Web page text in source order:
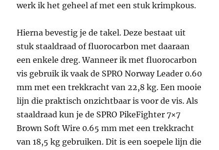
werk ik het geheel af met een stuk krimpkous.
Hierna bevestig je de takel. Deze bestaat uit
stuk staaldraad of fluorocarbon met daaraan
een enkele dreg. Wanneer ik met fluorocarbon
vis gebruik ik vaak de SPRO Norway Leader 0.60
mm met een trekkracht van 22,8 kg. Een mooie
lijn die praktisch onzichtbaar is voor de vis. Als
staaldraad kun je de SPRO PikeFighter 7×7
Brown Soft Wire 0.65 mm met een trekkracht
van 18,5 kg gebruiken. Dit is een soepele lijn die